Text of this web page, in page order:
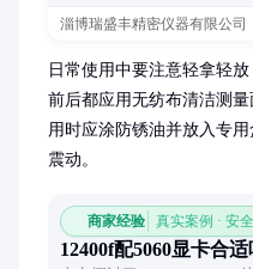
淄博瑞盛丰精密仪器有限公司
日常使用中要注意轻拿轻
前后都应用无纺布清洁测
用时应涂防锈油并放入专
震动。
商家经验 真实案例 · 安
12400f配5060显卡合适